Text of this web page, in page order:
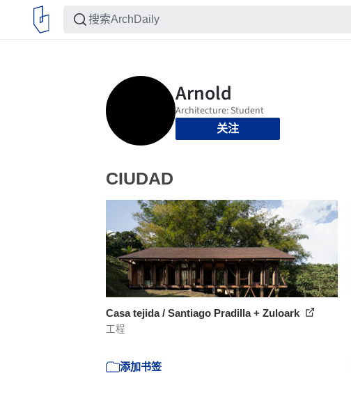
关注
CIUDAD
Casa tejida / Santiago Pradilla + Zuloark
工程
添加书签